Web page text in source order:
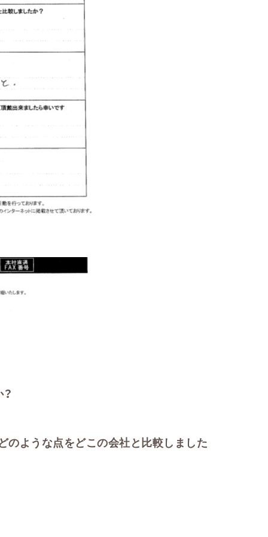
のような点をどこの会社と比較しました